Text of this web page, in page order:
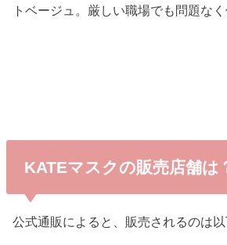
トベージュ。厳しい職場でも問題なく
KATEマスクの販売店舗は
公式通販によると、販売されるのは以